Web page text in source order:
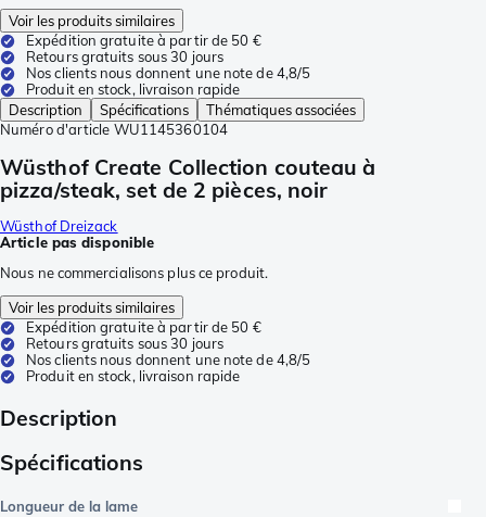
Voir les produits similaires
Expédition gratuite à partir de 50 €
Retours gratuits sous 30 jours
Nos clients nous donnent une note de 4,8/5
Produit en stock, livraison rapide
Description
Spécifications
Thématiques associées
Numéro d'article WU1145360104
Wüsthof Create Collection couteau à
pizza/steak, set de 2 pièces, noir
Wüsthof Dreizack
Article pas disponible
Nous ne commercialisons plus ce produit.
Voir les produits similaires
Expédition gratuite à partir de 50 €
Retours gratuits sous 30 jours
Nos clients nous donnent une note de 4,8/5
Produit en stock, livraison rapide
Description
Spécifications
Longueur de la lame